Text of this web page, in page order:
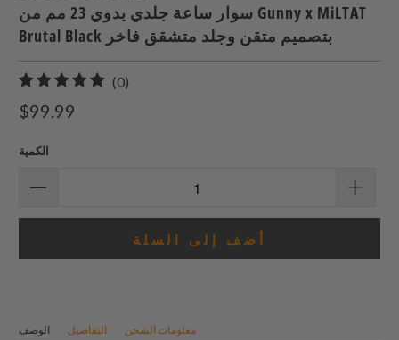
سوار ساعة جلدي يدوي 23 مم من Gunny x MiLTAT
Brutal Black بتصميم متقن وجلد متشقق فاخر
(0)
$99.99
الكمية
أضف إلى السلة
الوصف التفاصيل معلومات الشحن